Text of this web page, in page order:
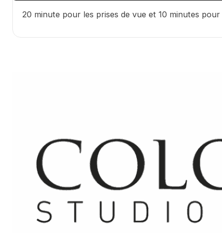
20 minute pour les prises de vue et 10 minutes